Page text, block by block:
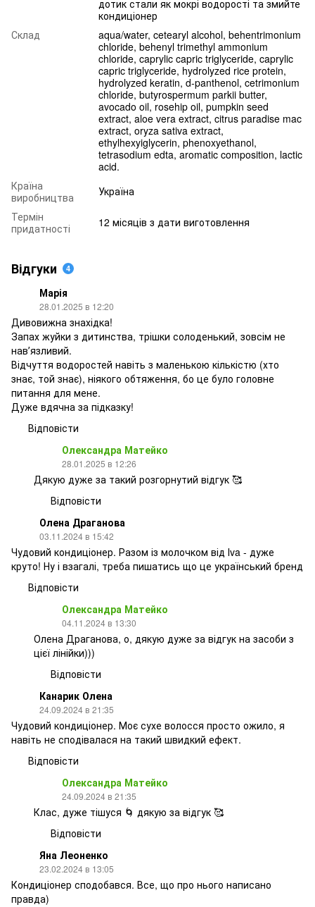
дотик стали як мокрі водорості та змийте
кондиціонер
Склад
aqua/water, cetearyl alcohol, behentrimonium
chloride, behenyl trimethyl ammonium
chloride, caprylic capric triglyceride, caprylic
capric triglyceride, hydrolyzed rice protein,
hydrolyzed keratin, d-panthenol, cetrimonium
chloride, butyrospermum parkii butter,
avocado oil, rosehip oil, pumpkin seed
extract, aloe vera extract, citrus paradise mac
extract, oryza sativa extract,
ethylhexyiglycerin, phenoxyethanol,
tetrasodium edta, aromatic composition, lactic
acid.
Країна
виробництва
Україна
Термін
придатності
12 місяців з дати виготовлення
Відгуки 4
Марія
28.01.2025 в 12:20
Дивовижна знахідка!
Запах жуйки з дитинства, трішки солоденький, зовсім не
навʼязливий.
Відчуття водоростей навіть з маленькою кількістю (хто
знає, той знає), ніякого обтяження, бо це було головне
питання для мене.
Дуже вдячна за підказку!
Відповісти
Олександра Матейко
28.01.2025 в 12:26
Дякую дуже за такий розгорнутий відгук 🥰
Відповісти
Олена Драганова
03.11.2024 в 15:42
Чудовий кондиціонер. Разом із молочком від Іva - дуже
круто! Ну і взагалі, треба пишатись що це український бренд
Відповісти
Олександра Матейко
04.11.2024 в 13:30
Олена Драганова, о, дякую дуже за відгук на засоби з
цієї лінійки)))
Відповісти
Канарик Олена
24.09.2024 в 21:35
Чудовий кондиціонер. Моє сухе волосся просто ожило, я
навіть не сподівалася на такий швидкий ефект.
Відповісти
Олександра Матейко
24.09.2024 в 21:35
Клас, дуже тішуся 🌀 дякую за відгук 🥰
Відповісти
Яна Леоненко
23.02.2024 в 13:05
Кондиціонер сподобався. Все, що про нього написано
правда)